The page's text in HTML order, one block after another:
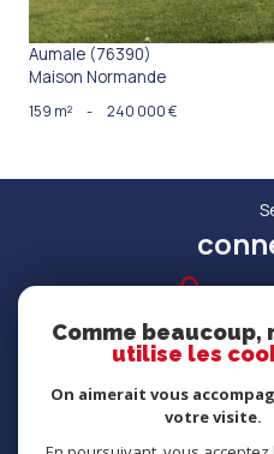
Aumale (76390)
Maison Normande
159 m² - 240 000 €
espace
Comme beaucoup,
utilise les
On aimerait vous
votre visite.